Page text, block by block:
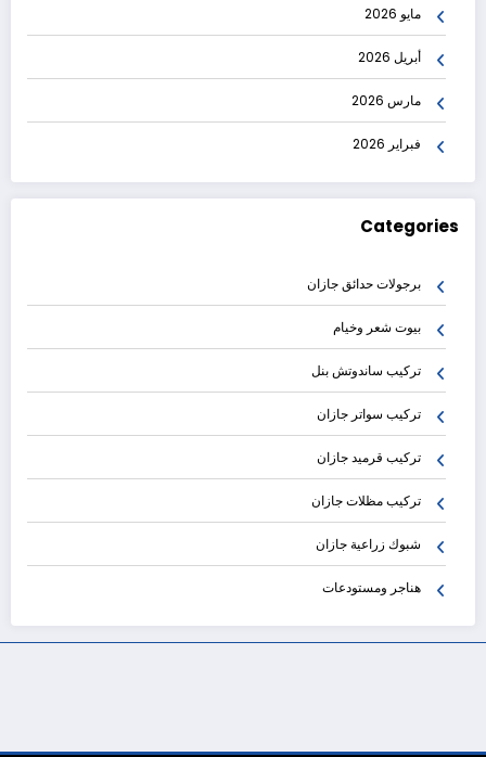
مايو 2026
أبريل 2026
مارس 2026
فبراير 2026
Categories
برجولات حدائق جازان
بيوت شعر وخيام
تركيب ساندوتش بنل
تركيب سواتر جازان
تركيب قرميد جازان
تركيب مظلات جازان
شبوك زراعية جازان
هناجر ومستودعات